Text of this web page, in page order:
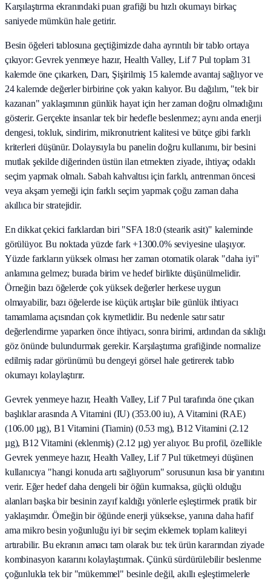
Karşılaştırma ekranındaki puan grafiği bu hızlı okumayı birkaç
saniyede mümkün hale getirir.
Besin öğeleri tablosuna geçtiğimizde daha ayrıntılı bir tablo ortaya
çıkıyor: Gevrek yenmeye hazır, Health Valley, Lif 7 Pul toplam 31
kalemde öne çıkarken, Darı, Şişirilmiş 15 kalemde avantaj sağlıyor ve
24 kalemde değerler birbirine çok yakın kalıyor. Bu dağılım, "tek bir
kazanan" yaklaşımının günlük hayat için her zaman doğru olmadığını
gösterir. Gerçekte insanlar tek bir hedefle beslenmez; aynı anda enerji
dengesi, tokluk, sindirim, mikronutrient kalitesi ve bütçe gibi farklı
kriterleri düşünür. Dolayısıyla bu panelin doğru kullanımı, bir besini
mutlak şekilde diğerinden üstün ilan etmekten ziyade, ihtiyaç odaklı
seçim yapmak olmalı. Sabah kahvaltısı için farklı, antrenman öncesi
veya akşam yemeği için farklı seçim yapmak çoğu zaman daha
akıllıca bir stratejidir.
En dikkat çekici farklardan biri "SFA 18:0 (stearik asit)" kaleminde
görülüyor. Bu noktada yüzde fark +1300.0% seviyesine ulaşıyor.
Yüzde farkların yüksek olması her zaman otomatik olarak "daha iyi"
anlamına gelmez; burada birim ve hedef birlikte düşünülmelidir.
Örneğin bazı öğelerde çok yüksek değerler herkese uygun
olmayabilir, bazı öğelerde ise küçük artışlar bile günlük ihtiyacı
tamamlama açısından çok kıymetlidir. Bu nedenle satır satır
değerlendirme yaparken önce ihtiyacı, sonra birimi, ardından da sıklığı
göz önünde bulundurmak gerekir. Karşılaştırma grafiğinde normalize
edilmiş radar görünümü bu dengeyi görsel hale getirerek tablo
okumayı kolaylaştırır.
Gevrek yenmeye hazır, Health Valley, Lif 7 Pul tarafında öne çıkan
başlıklar arasında A Vitamini (IU) (353.00 iu), A Vitamini (RAE)
(106.00 µg), B1 Vitamini (Tiamin) (0.53 mg), B12 Vitamini (2.12
µg), B12 Vitamini (eklenmiş) (2.12 µg) yer alıyor. Bu profil, özellikle
Gevrek yenmeye hazır, Health Valley, Lif 7 Pul tüketmeyi düşünen
kullanıcıya "hangi konuda artı sağlıyorum" sorusunun kısa bir yanıtını
verir. Eğer hedef daha dengeli bir öğün kurmaksa, güçlü olduğu
alanları başka bir besinin zayıf kaldığı yönlerle eşleştirmek pratik bir
yaklaşımdır. Örneğin bir öğünde enerji yüksekse, yanına daha hafif
ama mikro besin yoğunluğu iyi bir seçim eklemek toplam kaliteyi
artırabilir. Bu ekranın amacı tam olarak bu: tek ürün kararından ziyade
kombinasyon kararını kolaylaştırmak. Çünkü sürdürülebilir beslenme
çoğunlukla tek bir "mükemmel" besinle değil, akıllı eşleştirmelerle